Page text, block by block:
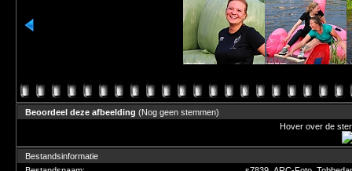
Beoordeel deze afbeelding (Nog geen stemmen)
Hover over de
Bestandsinformatie